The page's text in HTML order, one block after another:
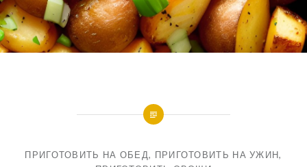
ПРИГОТОВИТЬ НА ОБЕД, ПРИГОТОВИТЬ НА УЖИН,